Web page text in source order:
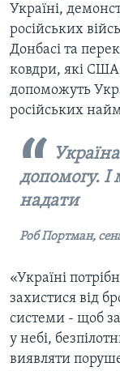
ПОГЛЯД З
Мови
Україні,
російських
Донбасі та
ковдри, які США
допоможуть
російських
допомогу. І
надати
Роб Портман,
«Україні
захистися від
системи - щоб
у небі,
виявляти